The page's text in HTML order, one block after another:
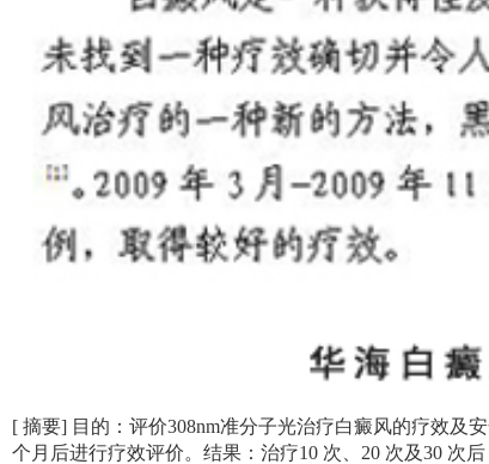
[ 摘要] 目的：评价308nm准分子光治疗白癜风的疗效及
个月后进行疗效评价。结果：治疗10 次、20 次及30 次